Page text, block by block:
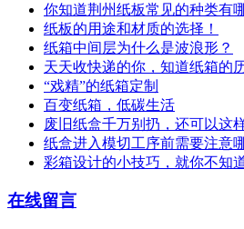
你知道荆州纸板常见的种类有
纸板的用途和材质的选择！
纸箱中间层为什么是波浪形？
天天收快递的你，知道纸箱的
“戏精”的纸箱定制
百变纸箱，低碳生活
废旧纸盒千万别扔，还可以这
纸盒进入模切工序前需要注意
彩箱设计的小技巧，就你不知
在线留言